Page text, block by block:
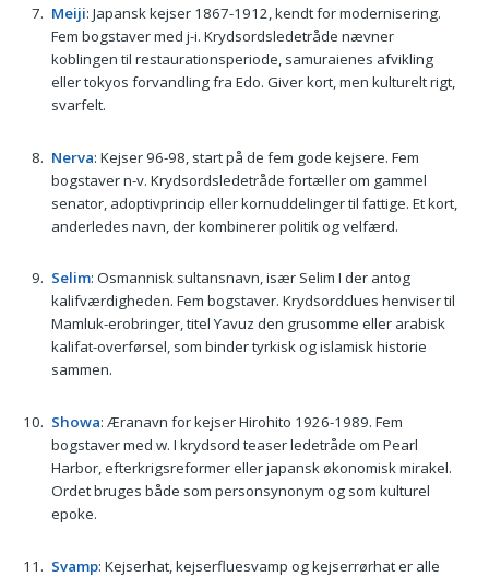
Meiji: Japansk kejser 1867-1912, kendt for modernisering.
Fem bogstaver med j-i. Krydsordsledetråde nævner
koblingen til restaurationsperiode, samuraienes afvikling
eller tokyos forvandling fra Edo. Giver kort, men kulturelt rigt,
svarfelt.
Nerva: Kejser 96-98, start på de fem gode kejsere. Fem
bogstaver n-v. Krydsordsledetråde fortæller om gammel
senator, adoptivprincip eller kornuddelinger til fattige. Et kort,
anderledes navn, der kombinerer politik og velfærd.
Selim: Osmannisk sultansnavn, især Selim I der antog
kalifværdigheden. Fem bogstaver. Krydsordclues henviser til
Mamluk-erobringer, titel Yavuz den grusomme eller arabisk
kalifat-overførsel, som binder tyrkisk og islamisk historie
sammen.
Showa: Æranavn for kejser Hirohito 1926-1989. Fem
bogstaver med w. I krydsord teaser ledetråde om Pearl
Harbor, efterkrigsreformer eller japansk økonomisk mirakel.
Ordet bruges både som personsynonym og som kulturel
epoke.
Svamp: Kejserhat, kejserfluesvamp og kejserrørhat er alle